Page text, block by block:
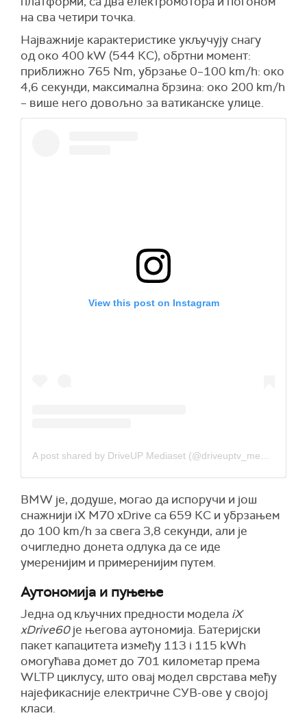
на сва четири точка.
Најважније карактеристике укључују снагу
од око 400 kW (544 КС), обртни момент:
приближно 765 Nm, убрзање 0–100 km/h: око
4,6 секунди, максимална брзина: око 200 km/h
– више него довољно за ватиканске улице.
View this post on Instagram
BMW је, додуше, могао да испоручи и још
снажнији iX M70 xDrive са 659 КС и убрзањем
до 100 km/h за свега 3,8 секунди, али је
очигледно донета одлука да се иде
умеренијим и примеренијим путем.
Аутономија и пуњење
Једна од кључних предности модела iX
xDrive60је његова аутономија. Батеријски
пакет капацитета између 113 i 115 kWh
oмогућава домет до 701 километар према
WLTP циклусу, што овај модел сврстава међу
најефикасније електричне СУВ-ове у својој
класи.